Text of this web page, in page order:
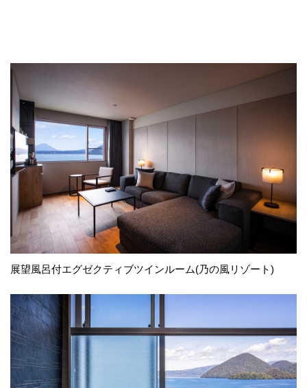
展望風呂付エグゼクティブツインルーム(乃の風リゾート)